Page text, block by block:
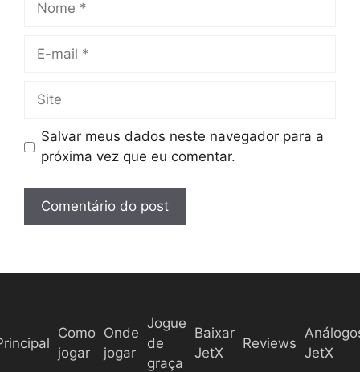
le
Salvar meus dados neste navegador para a
próxima vez que eu comentar.
Como
jogar
Onde
jogar
Jogue
de
graça
Baixar
JetX
Reviews
JetX